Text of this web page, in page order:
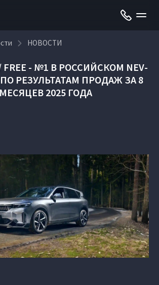
НОВОСТИ
FREE - №1 В РОССИЙСКОМ NEV-
РЕЗУЛЬТАТАМ ПРОДАЖ ЗА 8
МЕСЯЦЕВ 2025 ГОДА